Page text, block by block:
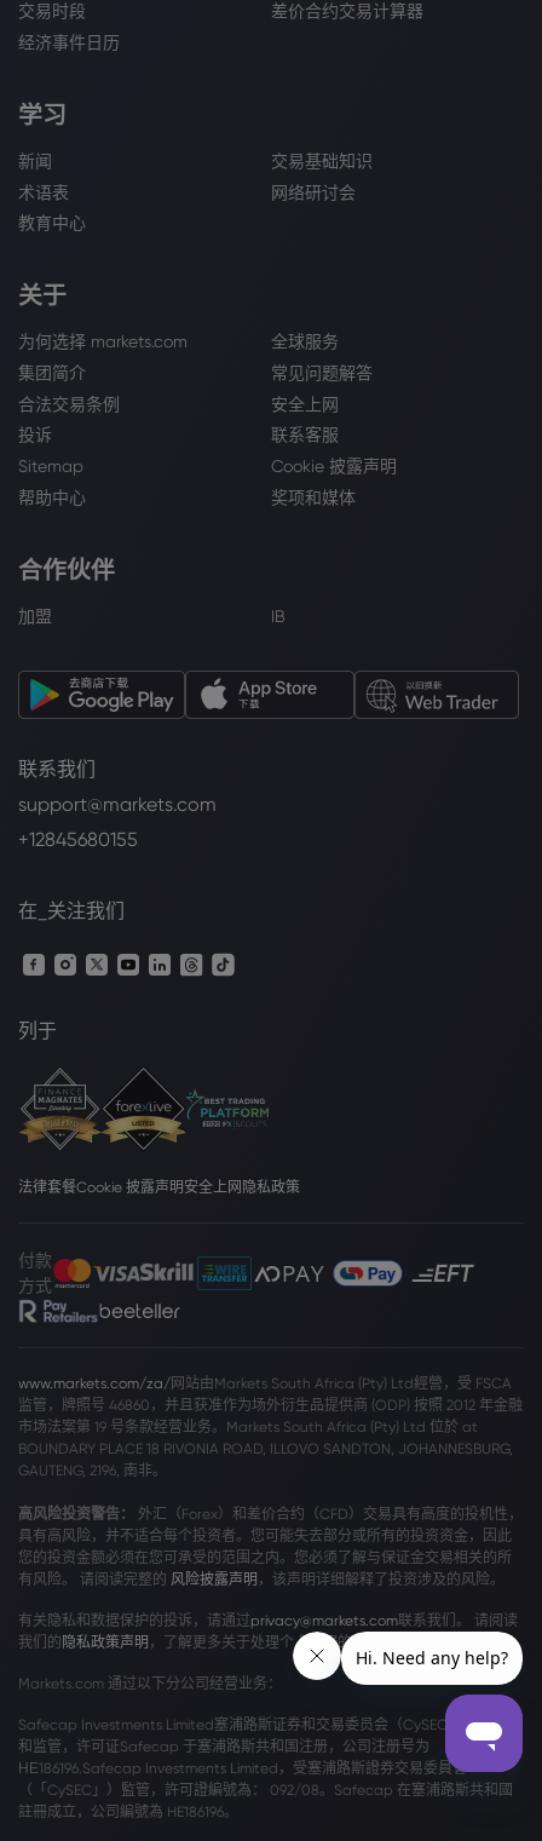
交易时段
差价合约交易计算器
经济事件日历
学习
新闻
交易基础知识
术语表
网络研讨会
教育中心
关于
为何选择 markets.com
全球服务
集团简介
常见问题解答
合法交易条例
安全上网
投诉
联系客服
Sitemap
Cookie 披露声明
帮助中心
奖项和媒体
合作伙伴
加盟 IB
联系我们
support@markets.com
+12845680155
在_关注我们
列于
法律套餐Cookie 披露声明 安全上网 隐私政策
付款
方式
www.markets.com/za/网站由Markets South Africa (Pty) Ltd經營，受 FSCA
监管，牌照号 46860，并且获准作为场外衍生品提供商 (ODP) 按照 2012 年金融
市场法案第 19 号条款经营业务。Markets South Africa (Pty) Ltd 位於 at
BOUNDARY PLACE 18 RIVONIA ROAD, ILLOVO SANDTON, JOHANNESBURG,
GAUTENG, 2196, 南非。
高风险投资警告：
外汇（Forex）和差价合约（CFD）交易具有高度的投机性，
具有高风险，并不适合每个投资者。您可能失去部分或所有的投资资金，因此
您的投资金额必须在您可承受的范围之内。您必须了解与保证金交易相关的所
有风险。 请阅读完整的 风险披露声明 ，该声明详细解释了投资涉及的风险。
有关隐私和数据保护的投诉，请通过privacy@markets.com联系我们。 请阅读
我们的 隐私政策声明 ，了解更多关于处理个人数据的信息。
Markets.com 通过以下分公司经营业务：
Safecap Investments Limited塞浦路斯证券和交易委员会（CySEC）颁发牌照
和监管，许可证Safecap 于塞浦路斯共和国注册，公司注册号为
ΗΕ186196.Safecap Investments Limited，受塞浦路斯證券交易委員會
（「CySEC」）監管，許可證編號為： 092/08。Safecap 在塞浦路斯共和國
註冊成立，公司編號為 HE186196。